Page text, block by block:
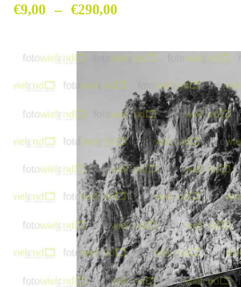
€9,00 – €290,00